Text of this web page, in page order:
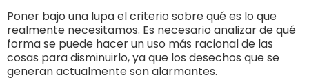
Poner bajo una lupa el criterio sobre qué es lo que
realmente necesitamos. Es necesario analizar de qué
forma se puede hacer un uso más racional de las
cosas para disminuirlo, ya que los desechos que se
generan actualmente son alarmantes.